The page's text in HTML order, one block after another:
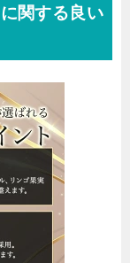
関する良い